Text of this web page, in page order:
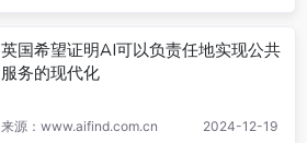
英国希望证明AI可以负责任地实现公共
服务的现代化
来源：www.aifind.com.cn 2024-12-19